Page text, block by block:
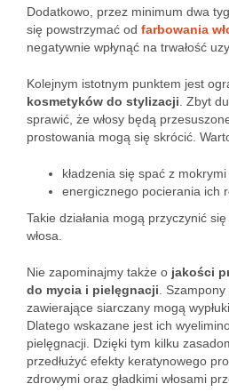
Dodatkowo, przez minimum dwa
się powstrzymać od farbowania
negatywnie wpłynąć na trwałość
Kolejnym istotnym punktem jest
kosmetyków do stylizacji . Zbyt
sprawić, że włosy będą
prostowania mogą się skrócić.
kładzenia się spać z mokrymi
energicznego pocierania ich
Takie działania mogą przyczynić
włosa.
Nie zapominajmy także o jakości
do mycia i pielęgnacji .
zawierające siarczany mogą
Dlatego wskazane jest ich
pielęgnacji. Dzięki tym kilku
przedłużyć efekty keratynowego
zdrowymi oraz gładkimi włosami